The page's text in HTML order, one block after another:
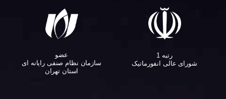
رتبه 1
شورای عالی انفورماتیک
عضو
سازمان نظام صنفی رایانه ای
استان تهران